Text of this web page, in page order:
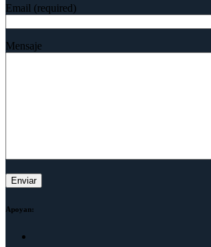
Email (required)
Mensaje
Apoyan: